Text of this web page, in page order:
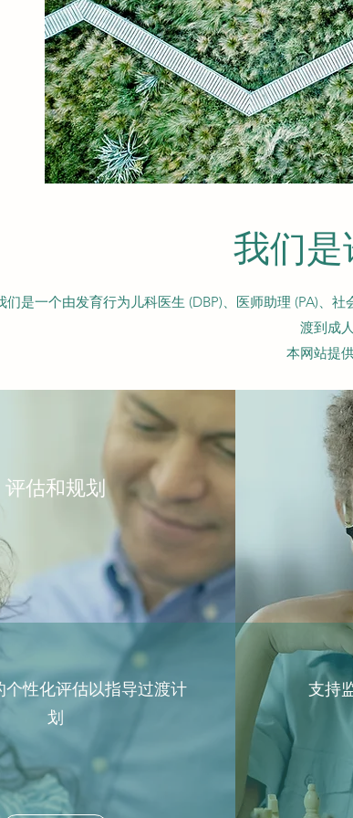
们是一个由发育行为儿科医生 (DBP)、医师助理 (PA)、
渡到成
本网站提
我们
评估和规划
个性化评估以指导过渡计
划
支持